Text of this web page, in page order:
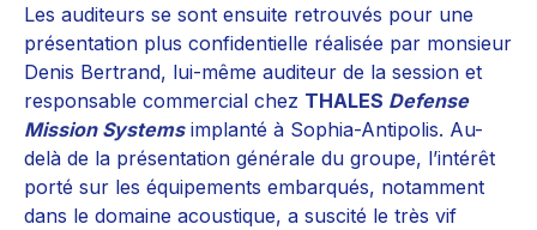
Les auditeurs se sont ensuite retrouvés pour une
présentation plus confidentielle réalisée par monsieur
Denis Bertrand, lui-même auditeur de la session et
responsable commercial chez THALES Defense
Mission Systemsimplanté à Sophia-Antipolis. Au-
delà de la présentation générale du groupe, l’intérêt
porté sur les équipements embarqués, notamment
dans le domaine acoustique, a suscité le très vif